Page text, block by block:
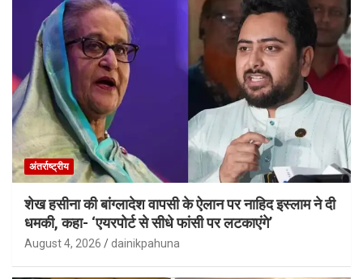
अंतर्राष्ट्रीय
शेख हसीना की बांग्लादेश वापसी के ऐलान पर नाहिद इस्लाम ने दी
धमकी, कहा- ‘एयरपोर्ट से सीधे फांसी पर लटकाएंगे’
August 4, 2026 dainikpahuna